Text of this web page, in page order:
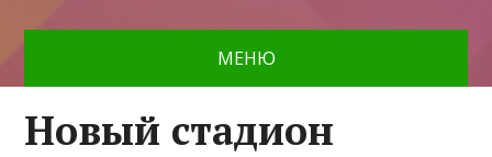
МЕНЮ
Новый стадион